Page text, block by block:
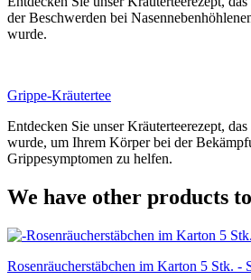
der Beschwerden bei
wurde.
Grippe-Kräutertee
Entdecken Sie unser Kräuterteerezept,
wurde, um Ihrem Körper bei der
Grippesymptomen zu helfen.
We have other products
Rosenräucherstäbchen im Karton 5 Stk. -